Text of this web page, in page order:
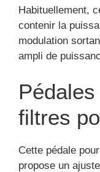
Habituellement,
contenir la
modulation
ampli de
Pédales
filtres
Cette pédale
propose un